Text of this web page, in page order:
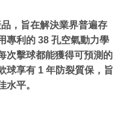
，旨在解決業界普遍存
專利的 38 孔空氣動力學
次擊球都能獲得可預測的
球享有 1 年防裂質保，旨
水平。